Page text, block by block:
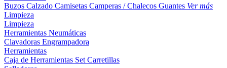
Buzos Calzado Camisetas Camperas / Chalecos Guantes Ver más
Limpieza
Limpieza
Herramientas Neumáticas
Clavadoras Engrampadora
Herramientas
Caja de Herramientas Set Carretillas